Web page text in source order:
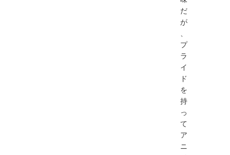
だ
が
、
プ
ラ
イ
ド
を
持
っ
て
ア
ニ